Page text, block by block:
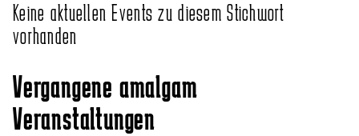
Keine aktuellen Events zu diesem Stichwort
vorhanden
Vergangene amalgam
Veranstaltungen